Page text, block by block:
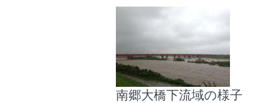
南郷大橋下流域の様子